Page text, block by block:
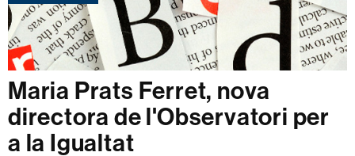
menú
de
Facultat
de
Filosofia
Lletres
de
Barcelona
Maria Prats Ferret, nova
directora de l'Observatori per
a la Igualtat